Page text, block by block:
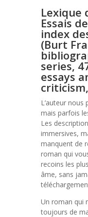
Lexique
Essais
index
(Burt
series,
essays
L’auteur
mais parfois
Les
immersives,
manquent de
roman qui
recoins les
âme, sans
Un roman qui
toujours de